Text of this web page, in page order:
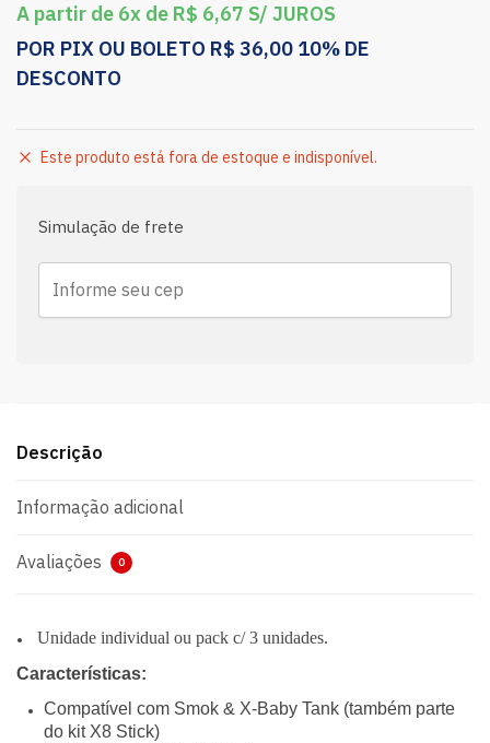
A partir de 6x de R$ 6,67 S/ JUROS
POR PIX OU BOLETO R$ 36,00 10% DE
DESCONTO
Este produto está fora de estoque e indisponível.
Simulação de frete
Descrição
Informação adicional
Avaliações 0
Unidade individual ou pack c/ 3 unidades.
Características:
Compatível com Smok & X-Baby Tank (também parte
do kit X8 Stick)